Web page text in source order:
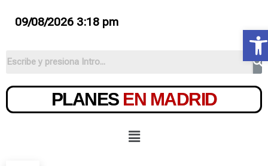
09/08/2026 3:18 pm
PLANES EN MADRID